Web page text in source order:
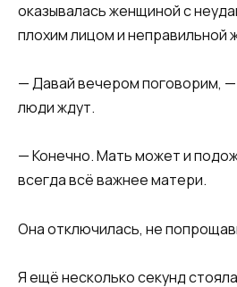
оказывалась женщиной с
плохим лицом и неправильной
— Давай вечером поговорим, —
люди ждут.
— Конечно. Мать может и
всегда всё важнее матери.
Она отключилась, не
Я ещё несколько секунд